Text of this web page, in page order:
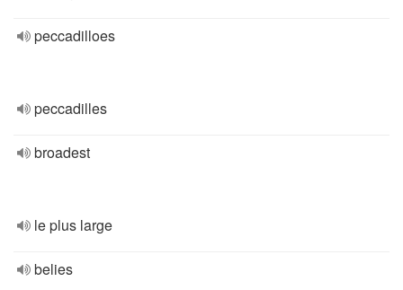
peccadilloes
peccadilles
broadest
le plus large
belies